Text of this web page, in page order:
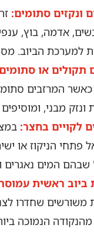
ונקזים סתומים:
אדמה, בוץ,
למערכת הביוב.
תקולים או
כאשר המרזבים
ונזק מבני,
לקויים בחצר:
פתחי הניקוז או
שבהם המים נאגרים
ביוב ראשית
משורשים שחדרו
הנמוכה